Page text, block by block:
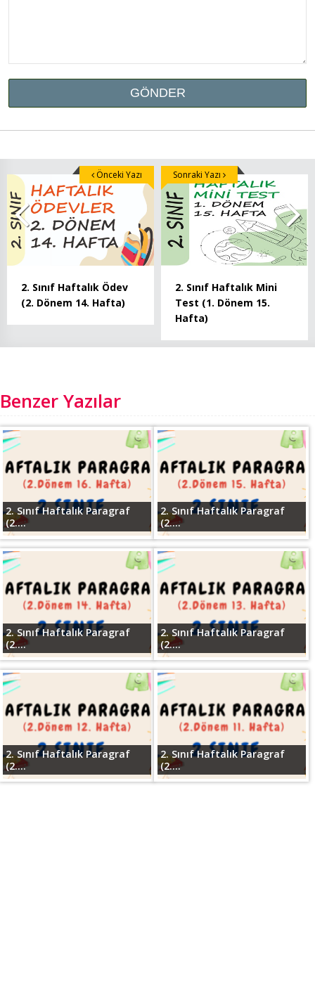
2. Sınıf Haftalık Ödev
(2. Dönem 14. Hafta)
Önceki Yazı
2. Sınıf Haftalık Mini
Test (1. Dönem 15.
Hafta)
Sonraki Yazı
Benzer Yazılar
2. Sınıf Haftalık Paragraf
(2....
2. Sınıf Haftalık Paragraf
(2....
2. Sınıf Haftalık Paragraf
(2....
2. Sınıf Haftalık Paragraf
(2....
2. Sınıf Haftalık Paragraf
(2....
2. Sınıf Haftalık Paragraf
(2....